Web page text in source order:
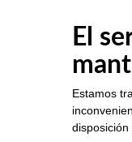
El
Estamos